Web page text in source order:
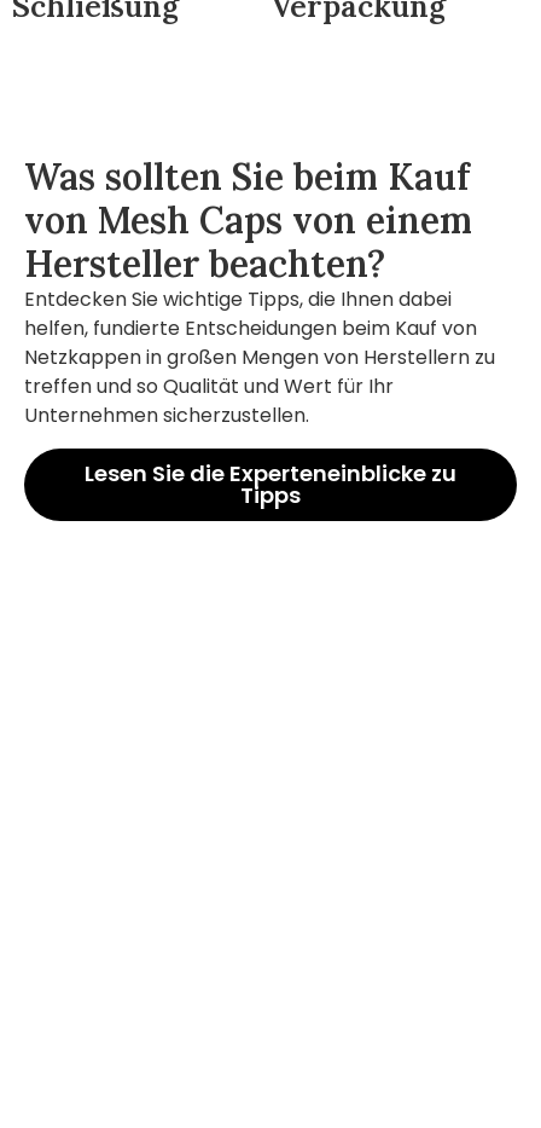
Was sollten Sie beim Kauf
von Mesh Caps von einem
Hersteller beachten?
Entdecken Sie wichtige Tipps, die Ihnen dabei
helfen, fundierte Entscheidungen beim Kauf von
Netzkappen in großen Mengen von Herstellern zu
treffen und so Qualität und Wert für Ihr
Unternehmen sicherzustellen.
Lesen Sie die Experteneinblicke zu
Tipps